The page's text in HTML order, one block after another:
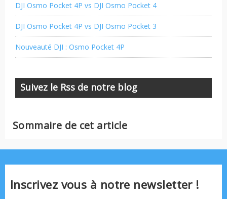
DJI Osmo Pocket 4P vs DJI Osmo Pocket 4
DJI Osmo Pocket 4P vs DJI Osmo Pocket 3
Nouveauté DJI : Osmo Pocket 4P
Suivez le Rss de notre blog
Sommaire de cet article
Inscrivez vous à notre newsletter !